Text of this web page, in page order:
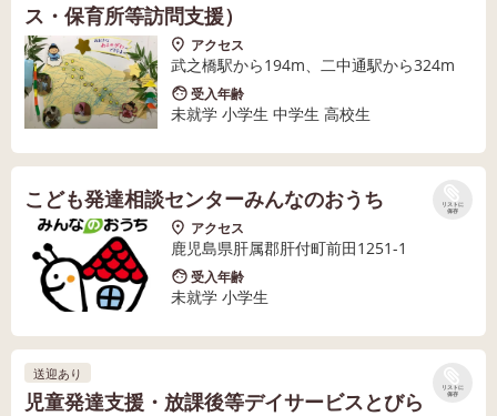
ス・保育所等訪問支援）
アクセス
武之橋駅から194m、二中通駅から324m
受入年齢
未就学 小学生 中学生 高校生
リストに
保存
こども発達相談センターみんなのおうち
アクセス
鹿児島県肝属郡肝付町前田1251-1
受入年齢
未就学 小学生
リストに
保存
送迎あり
児童発達支援・放課後等デイサービスとびら